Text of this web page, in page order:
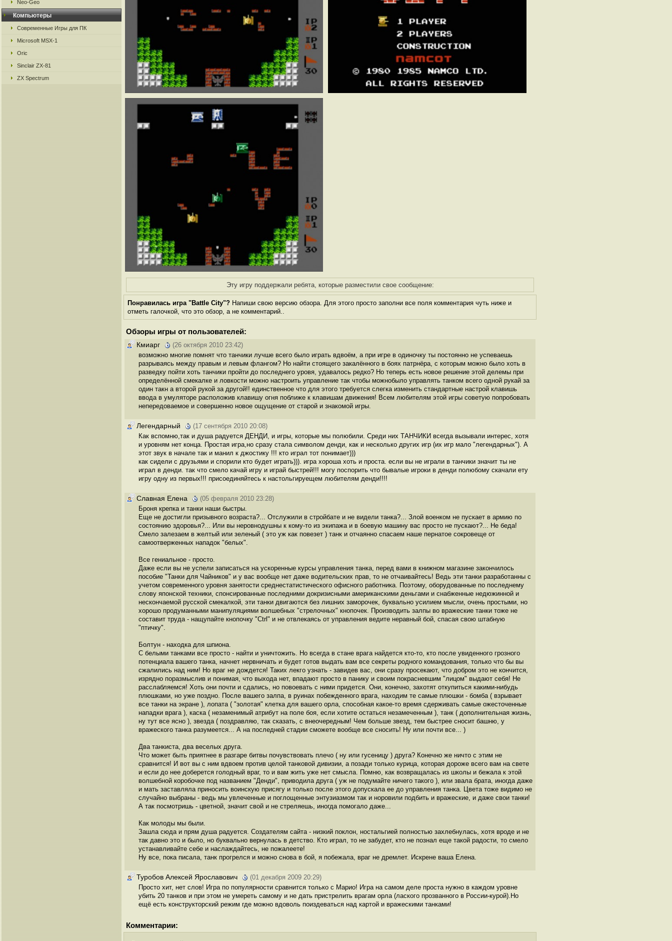
Neo-Geo
Компьютеры
Современные Игры для ПК
Microsoft MSX-1
Oric
Sinclair ZX-81
ZX Spectrum
Эту игру поддержали ребята, которые разместили свое сообщение:
Понравилась игра "Battle City"? Напиши свою версию обзора. Для этого просто заполни все поля комментария чуть ниже и
отметь галочкой, что это обзор, а не комментарий..
Обзоры игры от пользователей:
Кмиарг
(26 октября 2010 23:42)
возможно многие помнят что танчики лучше всего было играть вдвоём, а при игре в одиночку ты постоянно не успеваешь
разрываясь между правым и левым флангом? Но найти стоящего закалённого в боях патрнёра, с которым можно было хоть в
разведку пойти хоть танчики пройти до последнего уровя, удавалось редко? Но теперь есть новое решение этой делемы при
определённой смекалке и ловкости можно настроить управление так чтобы можнобыло управлять танком всего одной рукай за
один такн а второй рукой за другой!! единственное что для этого требуется слегка изменить стандартные настрой клавишь
ввода в умуляторе расположив клавишу огня поближе к клавишам движения! Всем любителям этой игры советую попробовать
непередоваемое и совершенно новое ощущение от старой и знакомой игры.
Легендарный
(17 сентября 2010 20:08)
Как вспомню,так и душа радуется ДЕНДИ, и игры, которые мы полюбили. Среди них ТАНЧИКИ всегда вызывали интерес, хотя
и уровням нет конца. Простая игра,но сразу стала символом денди, как и несколько других игр (их игр мало "легендарных"). А
этот звук в начале так и манил к джостику !!! кто играл тот понимает)))
как сидели с друзьями и спорили кто будет играть))). игра хороша хоть и проста. если вы не играли в танчики значит ты не
играл в денди. так что смело качай игру и играй быстрей!!! могу поспорить что бывалые игроки в денди полюбому скачали ету
игру одну из первых!!! присоединяйтесь к настольгируещем любителям денди!!!!
Славная Елена
(05 февраля 2010 23:28)
Броня крепка и танки наши быстры.
Еще не достигли призывного возраста?... Отслужили в стройбате и не видели танка?... Злой военком не пускает в армию по
состоянию здоровья?... Или вы неровнодушны к кому-то из экипажа и в боевую машину вас просто не пускают?... Не беда!
Смело залезаем в желтый или зеленый ( это уж как повезет ) танк и отчаянно спасаем наше пернатое сокровеще от
самоотверженных нападок "белых".
Все гениальное - просто.
Даже если вы не успели записаться на ускоренные курсы управления танка, перед вами в книжном магазине закончилось
пособие "Танки для Чайников" и у вас вообще нет даже водительских прав, то не отчаивайтесь! Ведь эти танки разработанны с
учетом современного уровня занятости среднестатистического офисного работника. Поэтому, оборудованные по последнему
слову японской техники, спонсированные последними докризисными американскими деньгами и снабженные недюжинной и
нескончаемой русской смекалкой, эти танки двигаются без лишних заморочек, буквально усилием мысли, очень простыми, но
хорошо продуманными манипуляциями волшебных "стрелочных" кнопочек. Производить залпы во вражеские танки тоже не
составит труда - нащупайте кнопочку "Ctrl" и не отвлекаясь от управления ведите неравный бой, спасая свою штабную
"птичку".
Болтун - находка для шпиона.
С белыми танками все просто - найти и уничтожить. Но всегда в стане врага найдется кто-то, кто после увиденного грозного
потенциала вашего танка, начнет нервничать и будет готов выдать вам все секреты родного командования, только что бы вы
сжалились над ним! Но враг не дождется! Таких лекго узнать - завидев вас, они сразу просекают, что добром это не кончится,
изрядно поразмыслив и понимая, что выхода нет, впадают просто в панику и своим покрасневшим "лицом" выдают себя! Не
расслабляемся! Хоть они почти и сдались, но повоевать с ними придется. Они, конечно, захотят откупиться какими-нибудь
плюшками, но уже поздно. После вашего залпа, в руинах побежденного врага, находим те самые плюшки - бомба ( взрывает
все танки на экране ), лопата ( "золотая" клетка для вашего орла, способная какое-то время сдерживать самые ожесточенные
нападки врага ), каска ( незаменимый атрибут на поле боя, если хотите остаться незамеченным ), танк ( дополнительная жизнь,
ну тут все ясно ), звезда ( поздравляю, так сказать, с внеочередным! Чем больше звезд, тем быстрее сносит башню, у
вражеского танка разумеется... А на последней стадии сможете вообще все сносить! Ну или почти все... )
Два танкиста, два веселых друга.
Что может быть приятнее в разгаре битвы почувствовать плечо ( ну или гусеницу ) друга? Конечно же ничто с этим не
сравнится! И вот вы с ним вдвоем против целой танковой дивизии, а позади только курица, которая дороже всего вам на свете
и если до нее доберется голодный враг, то и вам жить уже нет смысла. Помню, как возвращалась из школы и бежала к этой
волшебной коробочке под названием "Денди", приводила друга ( уж не подумайте ничего такого ), или звала брата, иногда даже
и мать заставляла приносить воинскую присягу и только после этого допускала ее до управления танка. Цвета тоже видимо не
случайно выбраны - ведь мы увлеченные и поглощенные энтузиазмом так и норовили подбить и вражеские, и даже свои танки!
А так посмотришь - цветной, значит свой и не стреляешь, иногда помогало даже...
Как молоды мы были.
Зашла сюда и прям душа радуется. Создателям сайта - низкий поклон, ностальгией полностью захлебнулась, хотя вроде и не
так давно это и было, но буквально вернулась в детство. Кто играл, то не забудет, кто не познал еще такой радости, то смело
устанавливайте себе и наслаждайтесь, не пожалеете!
Ну все, пока писала, танк прогрелся и можно снова в бой, я побежала, враг не дремлет. Искрене ваша Елена.
Туробов Алексей Ярославович
(01 декабря 2009 20:29)
Просто хит, нет слов! Игра по популярности сравнится только с Марио! Игра на самом деле проста нужно в каждом уровне
убить 20 танков и при этом не умереть самому и не дать пристрелить врагам орла (лаского прозванного в России-курой).Но
ещё есть конструкторский режим где можно вдоволь поиздеваться над картой и вражескими танками!
Комментарии: